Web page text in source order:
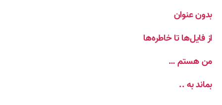
بدون عنوان
از فایل‌ها تا خاطره‌ها
من هستم …
بماند به ..